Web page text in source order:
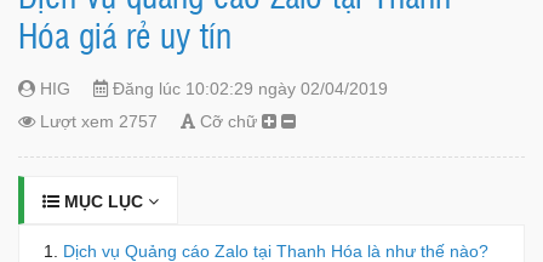
Hóa giá rẻ uy tín
HIG
Đăng lúc 10:02:29 ngày 02/04/2019
Lượt xem 2757
Cỡ chữ
MỤC LỤC
Dịch vụ Quảng cáo Zalo tại Thanh Hóa là như thế nào?